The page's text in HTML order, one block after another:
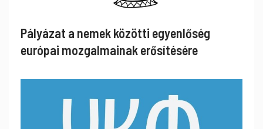
Pályázat a nemek közötti egyenlőség
európai mozgalmainak erősítésére